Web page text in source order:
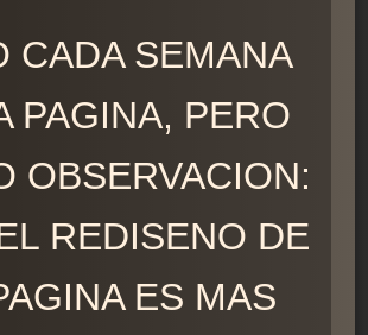
CADA SEMANA
PAGINA, PERO
OBSERVACION:
REDISENO DE
ES MAS